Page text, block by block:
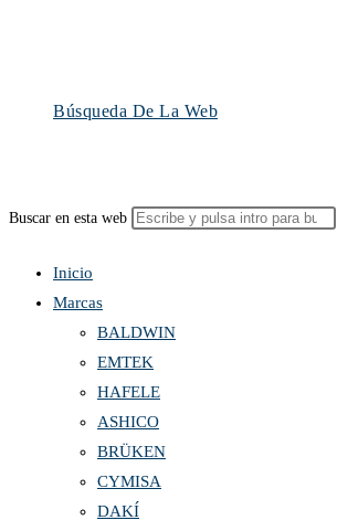
Búsqueda De La Web
Buscar en esta web
Inicio
Marcas
BALDWIN
EMTEK
HAFELE
ASHICO
BRÜKEN
CYMISA
DAKÍ